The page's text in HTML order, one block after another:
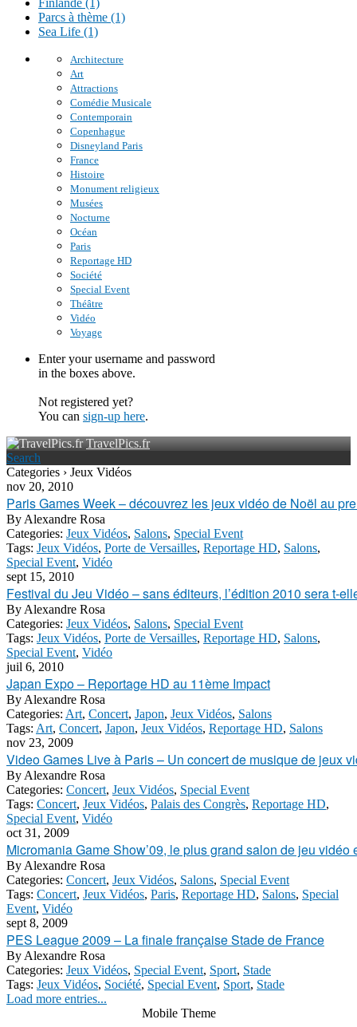
Finlande (1)
Parcs à thème (1)
Sea Life (1)
Architecture
Art
Attractions
Comédie Musicale
Contemporain
Copenhague
Disneyland Paris
France
Histoire
Monument religieux
Musées
Nocturne
Océan
Paris
Reportage HD
Société
Special Event
Théâtre
Vidéo
Voyage
Enter your username and password
in the boxes above.
Not registered yet?
You can sign-up here.
TravelPics.fr
Search
Categories › Jeux Vidéos
nov 20, 2010
Paris Games Week – découvrez les jeux vidéo de Noël au
By Alexandre Rosa
Categories: Jeux Vidéos, Salons, Special Event
Tags: Jeux Vidéos, Porte de Versailles, Reportage HD, Salons,
Special Event, Vidéo
sept 15, 2010
Festival du Jeu Vidéo – sans éditeurs, l’édition 2010 sera t-
By Alexandre Rosa
Categories: Jeux Vidéos, Salons, Special Event
Tags: Jeux Vidéos, Porte de Versailles, Reportage HD, Salons,
Special Event, Vidéo
juil 6, 2010
Japan Expo – Reportage HD au 11ème Impact
By Alexandre Rosa
Categories: Art, Concert, Japon, Jeux Vidéos, Salons
Tags: Art, Concert, Japon, Jeux Vidéos, Reportage HD, Salons
nov 23, 2009
Video Games Live à Paris – Un concert de musique de jeux
By Alexandre Rosa
Categories: Concert, Jeux Vidéos, Special Event
Tags: Concert, Jeux Vidéos, Palais des Congrès, Reportage HD,
Special Event, Vidéo
oct 31, 2009
Micromania Game Show’09, le plus grand salon de jeu vidéo
By Alexandre Rosa
Categories: Concert, Jeux Vidéos, Salons, Special Event
Tags: Concert, Jeux Vidéos, Paris, Reportage HD, Salons, Special
Event, Vidéo
sept 8, 2009
PES League 2009 – La finale française Stade de France
By Alexandre Rosa
Categories: Jeux Vidéos, Special Event, Sport, Stade
Tags: Jeux Vidéos, Société, Special Event, Sport, Stade
Load more entries...
Mobile Theme